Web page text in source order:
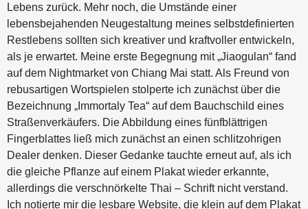
Lebens zurück. Mehr noch, die Umstände einer
lebensbejahenden Neugestaltung meines selbstdefinierten
Restlebens sollten sich kreativer und kraftvoller entwickeln,
als je erwartet. Meine erste Begegnung mit „Jiaogulan“ fand
auf dem Nightmarket von Chiang Mai statt. Als Freund von
rebusartigen Wortspielen stolperte ich zunächst über die
Bezeichnung „Immortaly Tea“ auf dem Bauchschild eines
Straßenverkäufers. Die Abbildung eines fünfblättrigen
Fingerblattes ließ mich zunächst an einen schlitzohrigen
Dealer denken. Dieser Gedanke tauchte erneut auf, als ich
die gleiche Pflanze auf einem Plakat wieder erkannte,
allerdings die verschnörkelte Thai – Schrift nicht verstand.
Ich notierte mir die lesbare Website, die klein auf dem Plakat